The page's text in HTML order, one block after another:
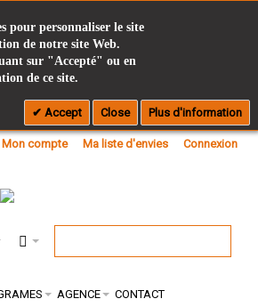
pour personnaliser le site
de notre site Web.
sur "Accepté" ou en
de ce site.
Accept Close Plus d'information
Mon compte Ma liste d'envies Connexion
AGENCE CONTACT